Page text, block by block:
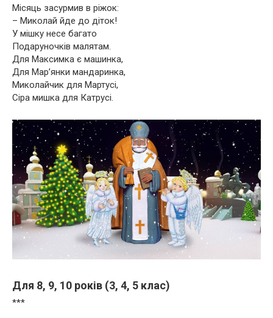
Місяць засурмив в ріжок:
– Миколай йде до діток!
У мішку несе багато
Подаруночків малятам.
Для Максимка є машинка,
Для Мар’янки мандаринка,
Миколайчик для Мартусі,
Сіра мишка для Катрусі.
Для 8, 9, 10 років (3, 4, 5 клас)
***